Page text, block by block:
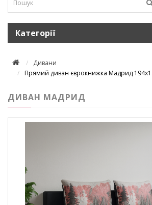
Категорії
Дивани
Прямий диван єврокнижка Мадрид
ДИВАН МАДРИД